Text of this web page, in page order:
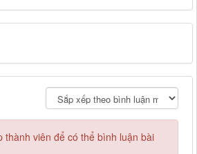
thành viên để có thể bình luận bài